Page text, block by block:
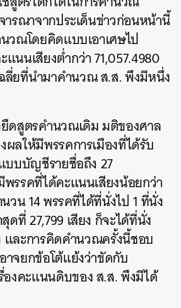
รณาจากประเด็นข่าวก่อนหน้านี้
วณโดยคิดแบบเอาเศษไป
นนเสียงต่ำกว่า 71,057.4980
ลี่ยที่นำมาคำนวณ ส.ส. พึงมีหนึ่ง
ดสูตรคำนวณเดิม มติของศาล
ลให้มีพรรคการเมืองที่ได้รับ
บบบัญชีรายชื่อถึง 27
พรรคที่ได้คะแนนเสียงน้อยกว่า
วน 14 พรรคที่ได้ที่นั่งไป 1 ที่นั่ง
ที่ 27,799 เสียง ก็จะได้ที่นั่ง
และการคิดคำนวณครั้งนี้ชอบ
จยกข้อโต้แย้งว่าขัดกับ
คะแนนดิบของ ส.ส. พึงมีได้
LINE EMAIL